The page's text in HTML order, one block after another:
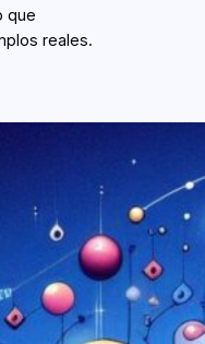
que
reales.